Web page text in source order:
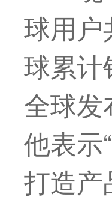
球用户
球累计
全球
他表示
打造产